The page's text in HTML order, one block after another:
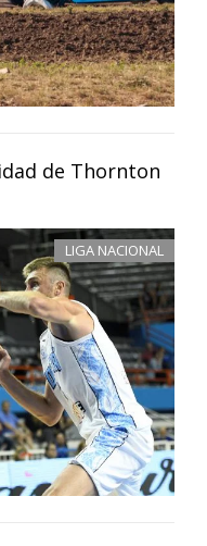
de Thornton
LIGA NACIONAL